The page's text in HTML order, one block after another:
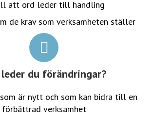
att ord leder till handling
de krav som verksamheten ställer
du förändringar?
är nytt och som kan bidra till en
förbättrad verksamhet